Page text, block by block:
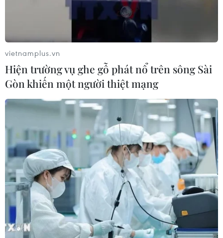
Vinh danh kiều bào có nhiều đóng góp
tích cực hướng về quê hương
22/01/2022 08:08
33 tập thể, 45 cá nhân là người Việt Nam ở nước ngoài
đã được nhận Bằng khen của Ủy ban Trung ương Mặt
trận Tổ quốc Việt Nam, ghi nhận những đóng góp góp
phần xây dựng, củng cố khối đại đoàn kết tộc.
vietnamplus.vn
Hiện trường vụ ghe gỗ phát nổ trên sông Sài
Gòn khiến một người thiệt mạng